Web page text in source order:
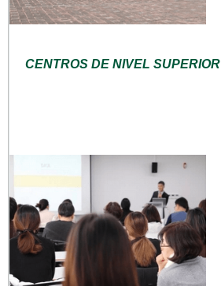
CENTROS DE NIVEL SUPERIOR